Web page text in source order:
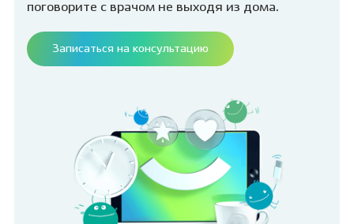
поговорите с врачом не выходя из дома.
Записаться на консультацию